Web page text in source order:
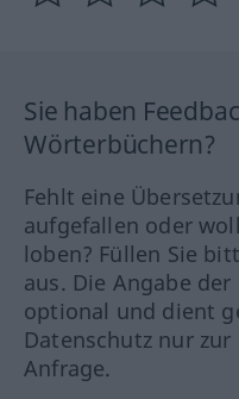
Sie haben
Wörterbüchern?
Fehlt eine
aufgefallen oder
loben? Füllen Sie
aus. Die Angabe
optional und dient
Datenschutz nur
Anfrage.